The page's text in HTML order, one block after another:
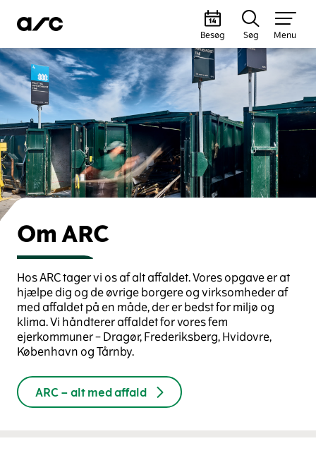
Besøg Søg Menu
Om ARC
Hos ARC tager vi os af alt affaldet. Vores opgave er at
hjælpe dig og de øvrige borgere og virksomheder af
med affaldet på en måde, der er bedst for miljø og
klima. Vi håndterer affaldet for vores fem
ejerkommuner – Dragør, Frederiksberg, Hvidovre,
København og Tårnby.
ARC – alt med affald